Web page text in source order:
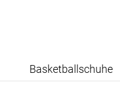
Basketballschuhe